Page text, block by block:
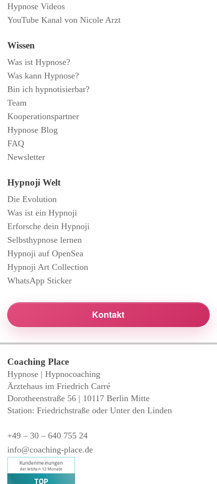
Hypnose Videos
YouTube Kanal von Nicole Arzt
Wissen
Was ist Hypnose?
Was kann Hypnose?
Bin ich hypnotisierbar?
Team
Kooperationspartner
Hypnose Blog
FAQ
Newsletter
Hypnoji Welt
Die Evolution
Was ist ein Hypnoji
Erforsche dein Hypnoji
Selbsthypnose lernen
Hypnoji auf OpenSea
Hypnoji Art Collection
WhatsApp Sticker
Kontakt
Coaching Place
Hypnose | Hypnocoaching
Ärztehaus im Friedrich Carré
Dorotheenstraße 56 | 10117 Berlin Mitte
Station: Friedrichstraße oder Unter den Linden
+49 – 30 – 640 755 24
info@coaching-place.de